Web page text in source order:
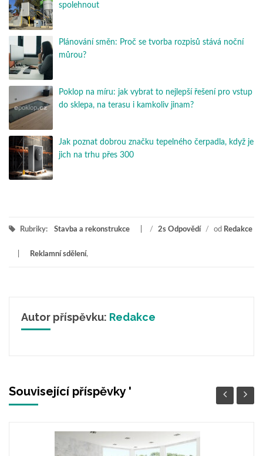
spolehnout
Plánování směn: Proč se tvorba rozpisů stává noční
můrou?
Poklop na míru: jak vybrat to nejlepší řešení pro vstup
do sklepa, na terasu i kamkoliv jinam?
Jak poznat dobrou značku tepelného čerpadla, když je
jich na trhu přes 300
Rubriky: Stavba a rekonstrukce / 2s Odpovědí / od Redakce
Reklamní sdělení,
Autor příspěvku: Redakce
Související příspěvky '